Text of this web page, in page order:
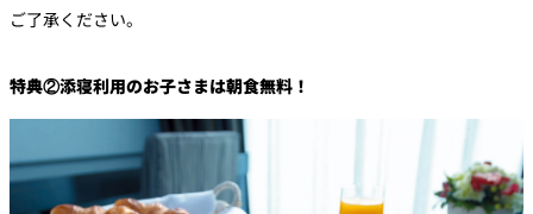
ご了承ください。
特典②添寝利用のお子さまは朝食無料！